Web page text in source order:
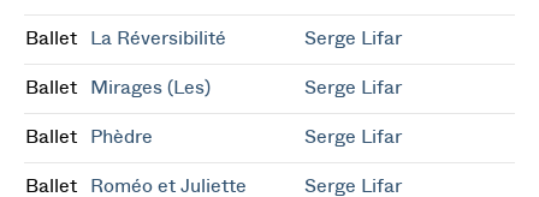
Ballet La Réversibilité Serge Lifar
Ballet Mirages (Les) Serge Lifar
Ballet Phèdre Serge Lifar
Ballet Roméo et Juliette Serge Lifar